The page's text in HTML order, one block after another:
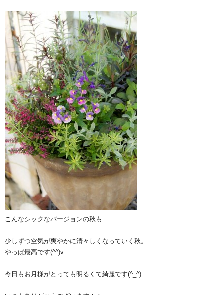
こんなシックなバージョンの秋も….
少しずつ空気が爽やかに清々しくなっていく秋。
やっぱ最高です(^^)v
今日もお月様がとっても明るくて綺麗です(^_^)